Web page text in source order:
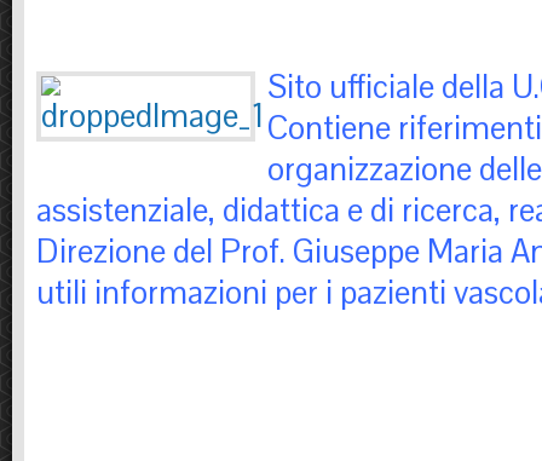
Sito ufficiale della
Contiene
organizzazione
assistenziale, didattica e di ricerca,
Direzione del Prof. Giuseppe Maria
utili informazioni per i pazienti